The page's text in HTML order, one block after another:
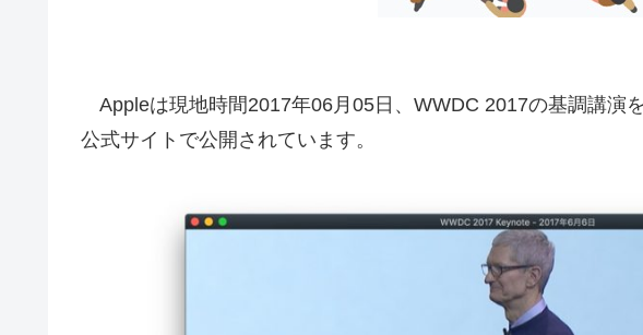
Appleは現地時間2017年06月05日、WWDC 2017の基調講演
公式サイトで公開されています。